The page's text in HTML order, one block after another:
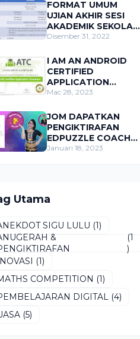
FORMAT UMUM
UJIAN AKHIR SESI
AKADEMIK SEKOLAH
RENDAH BAGI
Disember 31, 2022
I AM AN ANDROID
CERTIFIED
APPLICATION
DEVELOPER!
Mac 28, 2023
JOM DAPATKAN
PENGIKTIRAFAN
EDPUZZLE COACH
2022-2023
Januari 18, 2023
Utama
SIGU LULU (1)
&
(1
)
(1)
COMPETITION (1)
DIGITAL
(4)
(5)